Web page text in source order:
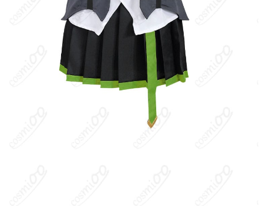
を持ち、実直に努力を重ねるタイプ。Leo/needでは低音で楽曲を
支えるベーシストとして信頼されている。